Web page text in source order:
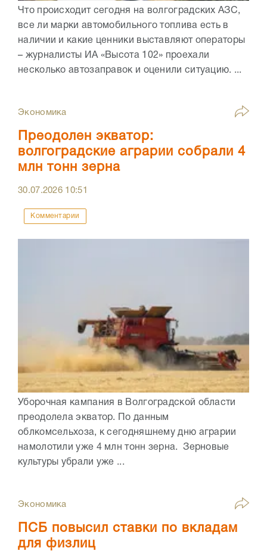
Что происходит сегодня на волгоградских АЗС,
все ли марки автомобильного топлива есть в
наличии и какие ценники выставляют операторы
– журналисты ИА «Высота 102» проехали
несколько автозаправок и оценили ситуацию. ...
Экономика
Преодолен экватор:
волгоградские аграрии собрали 4
млн тонн зерна
30.07.2026 10:51
Комментарии
Уборочная кампания в Волгоградской области
преодолела экватор. По данным
облкомсельхоза, к сегодняшнему дню аграрии
намолотили уже 4 млн тонн зерна. Зерновые
культуры убрали уже ...
Экономика
ПСБ повысил ставки по вкладам
для физлиц